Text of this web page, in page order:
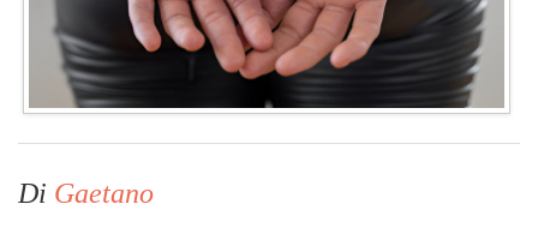
Di Gaetano